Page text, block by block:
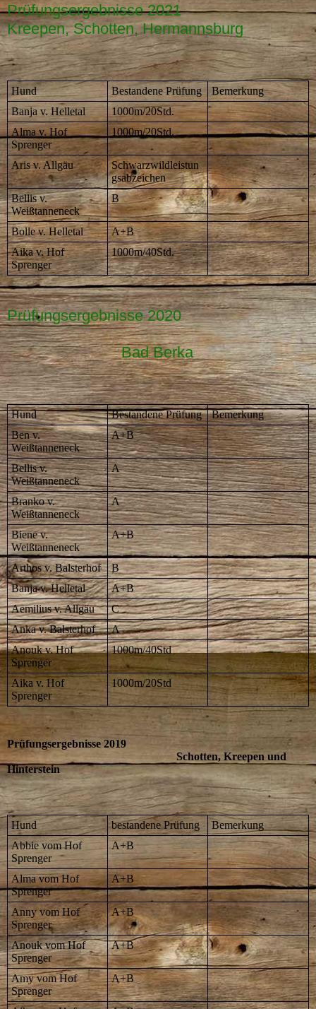
Prüfungsergebnisse 2021
Kreepen,Schotten, Hermannsburg
Hund Bestandene Prüfung
Bemerkung
Banja v. Helletal
1000m/20Std.
Alma v. Hof
Sprenger
1000m/20Std.
Aris v. Allgäu
Schwarzwildleistun
gsabzeichen
Bellis v.
Weißtanneneck
B
Bolle v. Helletal
A+B
Aika v. Hof
Sprenger
1000m/40Std.
Prüfungsergebnisse 2020
Bad Berka
Hund Bestandene Prüfung
Bemerkung
Ben v.
Weißtanneneck
A+B
Bellis v.
Weißtanneneck
A
Branko v.
Weißtanneneck
A
Biene v.
Weißtanneneck
A+B
Arthos v. Balsterhof
B
Banja v. Helletal
A+B
Aemilius v. Allgäu
C
Anka v. Balsterhof
A
Anouk v. Hof
Sprenger
1000m/40Std
Aika v. Hof
Sprenger
1000m/20Std
Prüfungsergebnisse 2019
Schotten, Kreepen und
Hinterstein
Hund bestandene Prüfung
Bemerkung
Abbie vom Hof
Sprenger
A+B
Alma vom Hof
Sprenger
A+B
Anny vom Hof
Sprenger
A+B
Anouk vom Hof
Sprenger
A+B
Amy vom Hof
Sprenger
A+B